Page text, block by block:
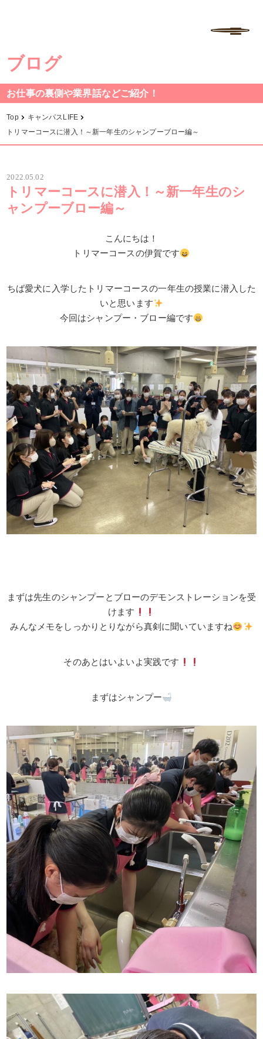
学校法人中村学園 専門学校ちば愛犬動物フラワー学園
MENU
ブログ
お仕事の裏側や業界話などご紹介！
Top
キャンパスLIFE
トリマーコースに潜入！～新一年生のシャンプーブロー編～
2022.05.02
トリマーコースに潜入！～新一年生のシ
ャンプーブロー編～
こんにちは！
トリマーコースの伊賀です
ちば愛犬に入学したトリマーコースの一年生の授業に潜入した
いと思います
今回はシャンプー・ブロー編です
まずは先生のシャンプーとブローのデモンストレーションを受
けます
みんなメモをしっかりとりながら真剣に聞いていますね
そのあとはいよいよ実践です
まずはシャンプー